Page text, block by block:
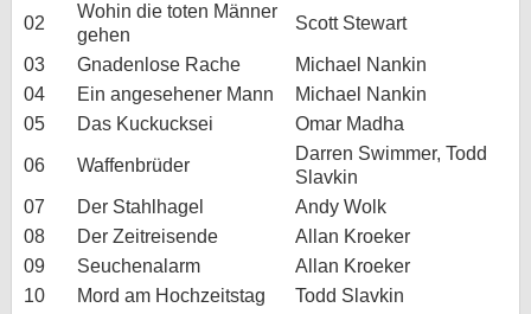
02
Wohin die toten Männer
gehen
Scott Stewart
03 Gnadenlose Rache
Michael Nankin
04
Ein angesehener Mann
Michael Nankin
05
Das Kuckucksei Omar Madha
06 Waffenbrüder
Darren Swimmer, Todd
Slavkin
07
Der Stahlhagel
Andy Wolk
08
Der Zeitreisende
Allan Kroeker
09
Seuchenalarm
Allan Kroeker
10
Mord am Hochzeitstag
Todd Slavkin
bei Facebook
Kontakt
Nutzungsbedingungen